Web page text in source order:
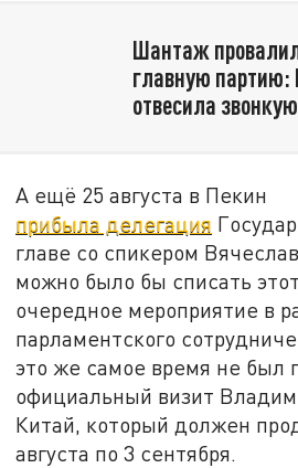
Шантаж
главную
отвесила
А ещё 25 августа в Пекин
прибыла делегация
главе со спикером
можно было бы списать
очередное мероприятие в
парламентского
это же самое время не был
официальный визит
Китай, который должен
августа по 3 сентября.